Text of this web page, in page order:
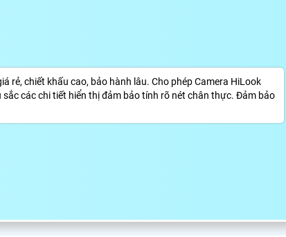
rẻ, chiết khấu cao, bảo hành lâu. Cho phép Camera HiLook
các chi tiết hiển thị đảm bảo tính rõ nét chân thực. Đảm bảo